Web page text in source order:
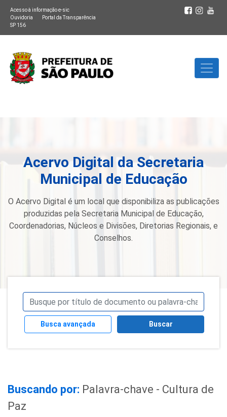
Acesso à informação e-sic
Ouvidoria
Portal da Transparência
SP 156
Acervo Digital da Secretaria
Municipal de Educação
O Acervo Digital é um local que disponibiliza as publicações
produzidas pela Secretaria Municipal de Educação,
Coordenadorias, Núcleos e Divisões, Diretorias Regionais, e
Conselhos.
Busca avançada Buscar
Buscando por: Palavra-chave - Cultura de
Paz